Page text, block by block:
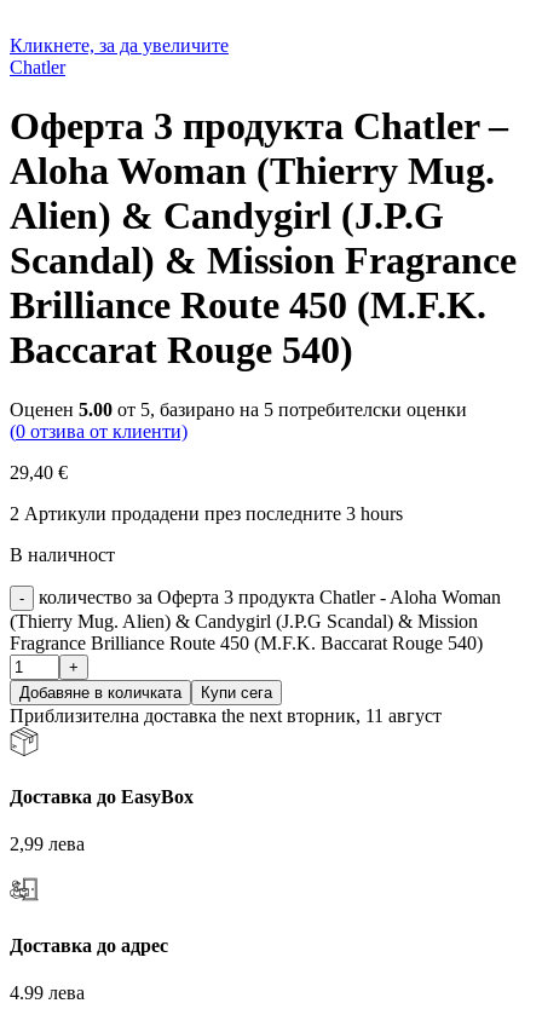
Кликнете, за да увеличите
Chatler
Оферта 3 продукта Chatler –
Aloha Woman (Thierry Mug.
Alien) & Candygirl (J.P.G
Scandal) & Mission Fragrance
Brilliance Route 450 (M.F.K.
Baccarat Rouge 540)
Оценен 5.00 от 5, базирано на 5 потребителски оценки
(0 отзива от клиенти)
29,40 €
2 Артикули продадени през последните 3 hours
В наличност
количество за Оферта 3 продукта Chatler - Aloha Woman
(Thierry Mug. Alien) & Candygirl (J.P.G Scandal) & Mission
Fragrance Brilliance Route 450 (M.F.K. Baccarat Rouge 540)
Добавяне в количката Купи сега
Приблизителна доставка the next вторник, 11 август
Доставка до EasyBox
2,99 лева
Доставка до адрес
4.99 лева